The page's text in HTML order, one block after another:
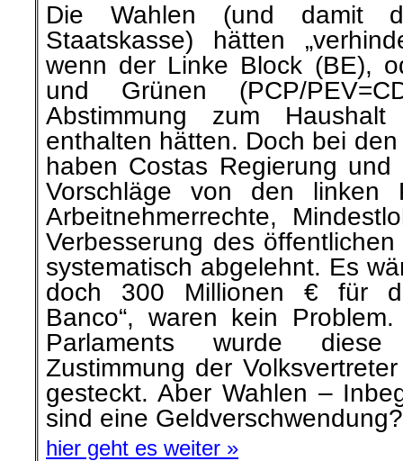
Die Wahlen (und damit
Staatskasse) hätten
wenn der Linke Block (BE),
und Grünen (PCP/
Abstimmung zum
enthalten hätten. Doch bei
haben Costas Regierung
Vorschläge von den linken
Arbeitnehmerrechte,
Verbesserung des
systematisch abgelehnt. Es
doch 300 Millionen € für
Banco“, waren kein
Parlaments wurde diese
Zustimmung der
gesteckt. Aber Wahlen –
sind eine Geldverschwendung?
hier geht es weiter »